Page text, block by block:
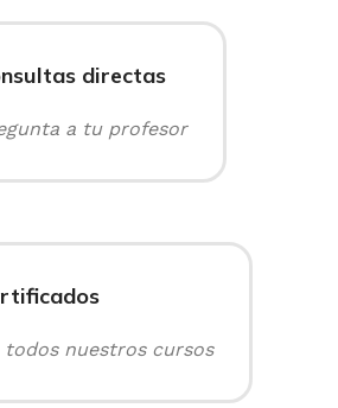
directas
a tu profesor
todos nuestros cursos